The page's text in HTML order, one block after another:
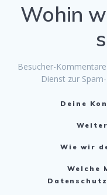
Wohin
Besucher-
Dienst zur
Deine
Wie wir
Welche